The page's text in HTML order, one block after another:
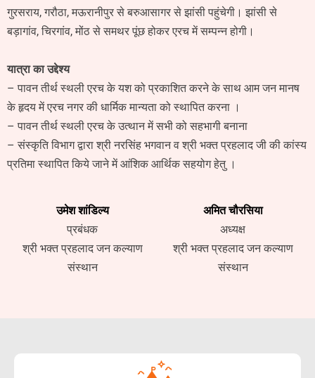
गुरसराय, गरौठा, मऊरानीपुर से बरुआसागर से झांसी पहुंचेगी। झांसी से
बड़ागांव, चिरगांव, मोंठ से समथर पूंछ होकर एरच में सम्पन्न होगी।
यात्रा का उद्देश्य
– पावन तीर्थ स्थली एरच के यश को प्रकाशित करने के साथ आम जन मानष
के हृदय में एरच नगर की धार्मिक मान्यता को स्थापित करना ।
– पावन तीर्थ स्थली एरच के उत्थान में सभी को सहभागी बनाना
– संस्कृति विभाग द्वारा श्री नरसिंह भगवान व श्री भक्त प्रहलाद जी की कांस्य
प्रतिमा स्थापित किये जाने में आंशिक आर्थिक सहयोग हेतु ।
उमेश शांडिल्य
प्रबंधक
श्री भक्त प्रहलाद जन कल्याण
संस्थान
अमित चौरसिया
अध्यक्ष
श्री भक्त प्रहलाद जन कल्याण
संस्थान